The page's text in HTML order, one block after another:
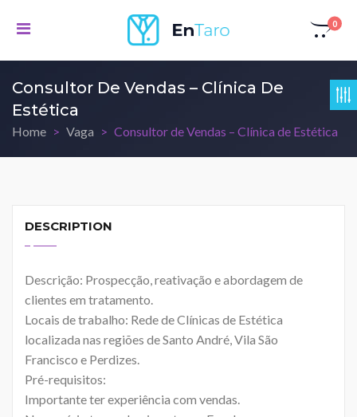
0
Consultor De Vendas – Clínica De
Estética
Home Vaga Consultor de Vendas – Clínica de Estética
DESCRIPTION
Descrição: Prospecção, reativação e abordagem de
clientes em tratamento.
Locais de trabalho: Rede de Clínicas de Estética
localizada nas regiões de Santo André, Vila São
Francisco e Perdizes.
Pré-requisitos:
Importante ter experiência com vendas.